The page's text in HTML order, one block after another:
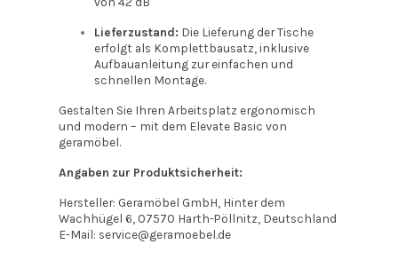
Lieferzustand: Die Lieferung der Tische
erfolgt als Komplettbausatz, inklusive
Aufbauanleitung zur einfachen und
schnellen Montage.
Gestalten Sie Ihren Arbeitsplatz ergonomisch
und modern – mit dem Elevate Basic von
geramöbel.
Angaben zur Produktsicherheit:
Hersteller: Geramöbel GmbH, Hinter dem
Wachhügel 6, 07570 Harth-Pöllnitz, Deutschland
E-Mail: service@geramoebel.de